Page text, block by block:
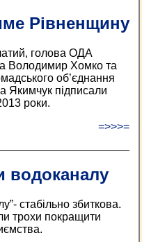
Рівненщину
голова ОДА
Володимир Хомко та
об’єднання
Якимчук підписали
роки.
=>>>=
водоканалу
стабільно збиткова.
трохи покращити